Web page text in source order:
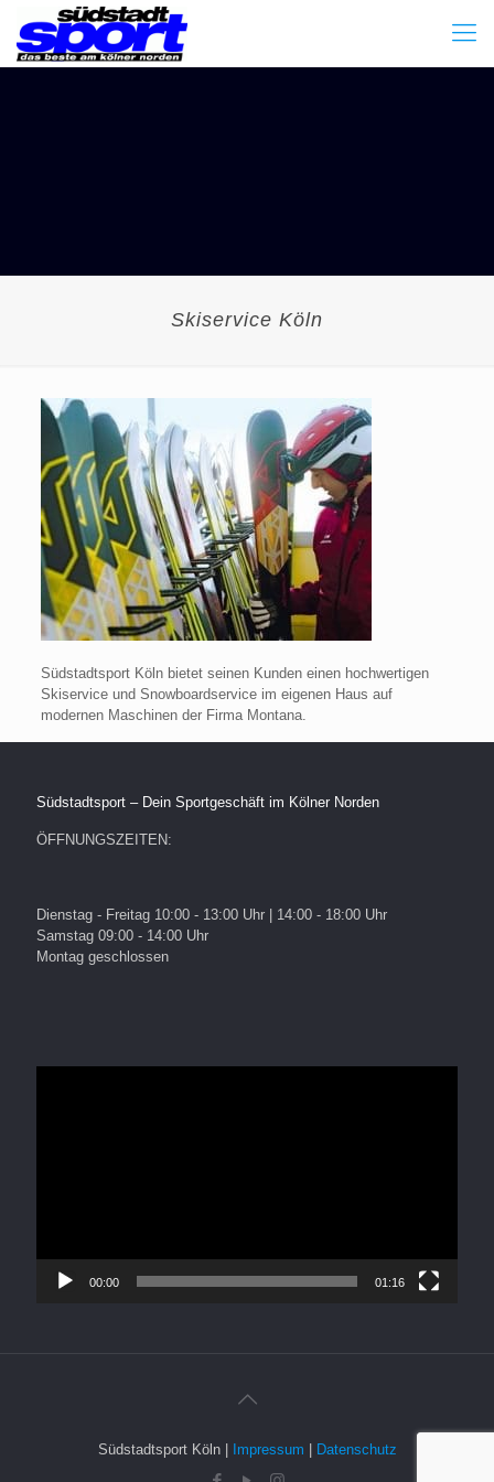
Skiservice Köln
Südstadtsport Köln bietet seinen Kunden einen hochwertigen
Skiservice und Snowboardservice im eigenen Haus auf
modernen Maschinen der Firma Montana.
Südstadtsport – Dein Sportgeschäft im Kölner Norden
ÖFFNUNGSZEITEN:
Dienstag - Freitag 10:00 - 13:00 Uhr | 14:00 - 18:00 Uhr
Samstag 09:00 - 14:00 Uhr
Montag geschlossen
00:00 01:16
Südstadtsport Köln | Impressum Datenschutz